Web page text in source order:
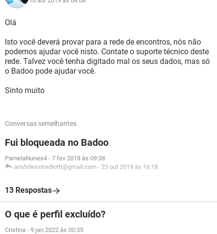
Olá
Isto você deverá provar para a rede de encontros, nós não
podemos ajudar você nisto. Contate o suporte técnico deste
rede. Talvez você tenha digitado mal os seus dados, mas só
o Badoo pode ajudar você.
Sinto muito
Conversas semelhantes
Fui bloqueada no Badoo
PamelaNunes4 - 7 fev 2018 às 09:38
aristidesstradiotti@gmail.com - 23 out 2019 às 16:18
13 Respostas
O que é perfil excluído?
Cristina - 9 jan 2022 às 00:35